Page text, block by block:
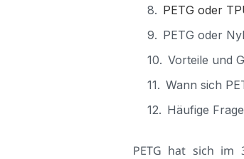
PETG oder
PETG oder
Vorteile und
Wann sich
Häufige
PETG hat sich im